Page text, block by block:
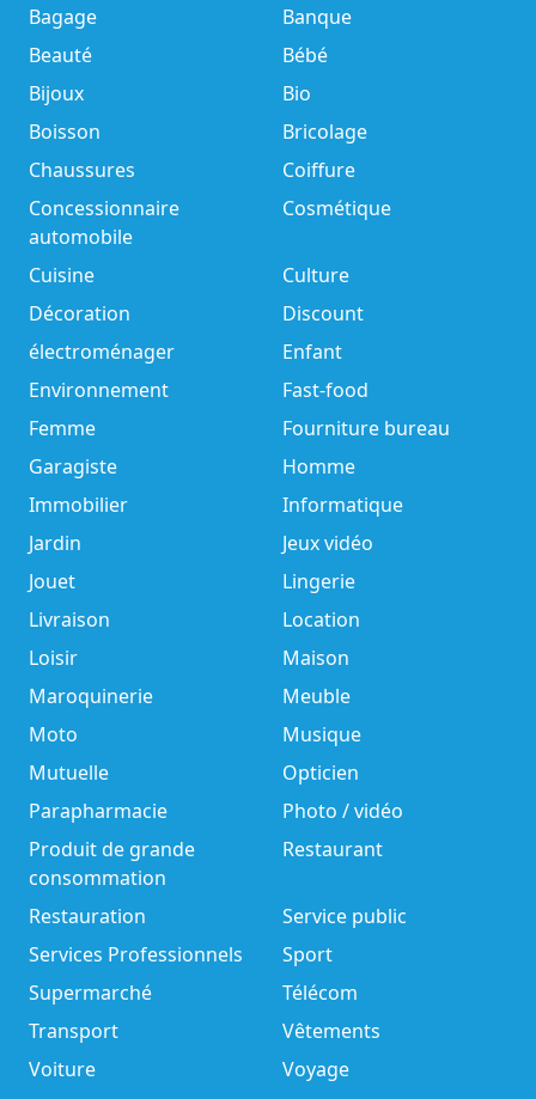
Bagage
Banque
Beauté
Bébé
Bijoux
Bio
Boisson
Bricolage
Chaussures
Coiffure
Concessionnaire
automobile
Cosmétique
Cuisine
Culture
Décoration
Discount
électroménager
Enfant
Environnement
Fast-food
Femme
Fourniture bureau
Garagiste
Homme
Immobilier
Informatique
Jardin
Jeux vidéo
Jouet
Lingerie
Livraison
Location
Loisir
Maison
Maroquinerie
Meuble
Moto
Musique
Mutuelle
Opticien
Parapharmacie
Photo / vidéo
Produit de grande
consommation
Restaurant
Restauration
Service public
Services Professionnels
Sport
Supermarché
Télécom
Transport
Vêtements
Voiture
Voyage